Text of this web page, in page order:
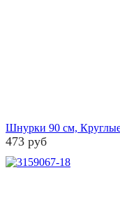
Шнурки 90 см,
473 руб